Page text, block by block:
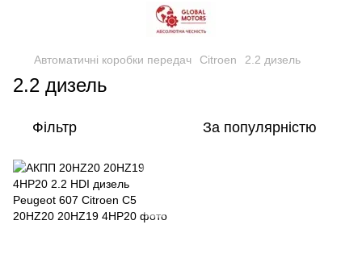
Автоматичні коробки передач Citroen 2.2 дизель
2.2 дизель
Фільтр За популярністю